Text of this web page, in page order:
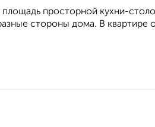
просторной кухни-
стороны дома. В квартире